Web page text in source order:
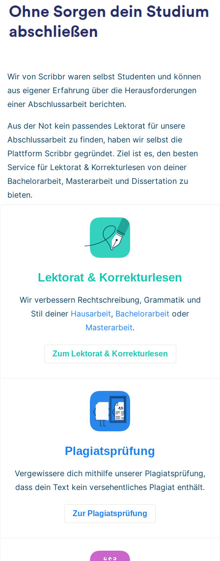
Wir von Scribbr waren selbst Studenten und können
aus eigener Erfahrung über die Herausforderungen
einer Abschlussarbeit berichten.
Aus der Not kein passendes Lektorat für unsere
Abschlussarbeit zu finden, haben wir selbst die
Plattform Scribbr gegründet. Ziel ist es, den besten
Service für Lektorat & Korrekturlesen von deiner
Bachelorarbeit, Masterarbeit und Dissertation zu
bieten.
Lektorat & Korrekturlesen
Wir verbessern Rechtschreibung, Grammatik und
Stil deiner Hausarbeit, Bachelorarbeit oder
Masterarbeit.
Zum Lektorat & Korrekturlesen
Plagiatsprüfung
Vergewissere dich mithilfe unserer Plagiatsprüfung,
dass dein Text kein versehentliches Plagiat enthält.
Zur Plagiatsprüfung